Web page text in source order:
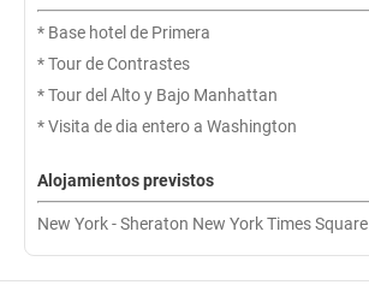
* Base hotel de Primera
* Tour de Contrastes
* Tour del Alto y Bajo Manhattan
* Visita de dia entero a Washington
Alojamientos previstos
New York - Sheraton New York Times Square